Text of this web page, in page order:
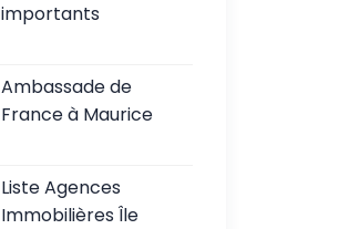
importants
Ambassade de
France à Maurice
Liste Agences
Immobilières Île